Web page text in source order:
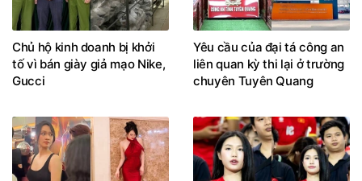
Chủ hộ kinh doanh bị khởi
tố vì bán giày giả mạo Nike,
Gucci
Yêu cầu của đại tá công an
liên quan kỳ thi lại ở trường
chuyên Tuyên Quang